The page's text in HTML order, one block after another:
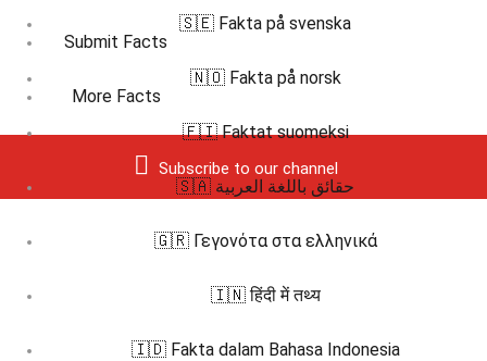
Submit Facts
More Facts
Subscribe to our channel
🇸🇪 Fakta på svenska
🇳🇴 Fakta på norsk
🇫🇮 Faktat suomeksi
🇸🇦 حقائق باللغة العربية
🇬🇷 Γεγονότα στα ελληνικά
🇮🇳 हिंदी में तथ्य
🇮🇩 Fakta dalam Bahasa Indonesia